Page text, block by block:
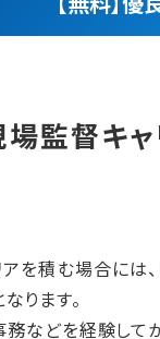
監督キャ
を積む場合には、
ります。
などを経験して